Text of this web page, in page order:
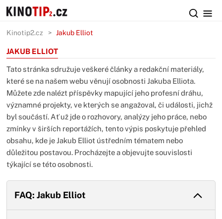
Kinotip2.cz Jakub Elliot
JAKUB ELLIOT
Tato stránka sdružuje veškeré články a redakční materiály,
které se na našem webu věnují osobnosti Jakuba Elliota.
Můžete zde nalézt příspěvky mapující jeho profesní dráhu,
významné projekty, ve kterých se angažoval, či události, jichž
byl součástí. Ať už jde o rozhovory, analýzy jeho práce, nebo
zmínky v širších reportážích, tento výpis poskytuje přehled
obsahu, kde je Jakub Elliot ústředním tématem nebo
důležitou postavou. Procházejte a objevujte souvislosti
týkající se této osobnosti.
FAQ: Jakub Elliot